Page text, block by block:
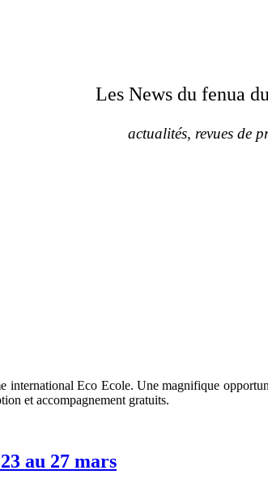
Les News du fenua
actualités, revues de
international Eco Ecole. Une magnifique
et accompagnement gratuits.
au 27 mars